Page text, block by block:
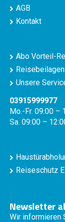
AGB
Kontakt
Abo Vorteil-
Unsere
03915999977
Mo.-Fr. 09:00 –
Sa. 09:00 –
Reiseschutz
Newsletter
Wir informieren